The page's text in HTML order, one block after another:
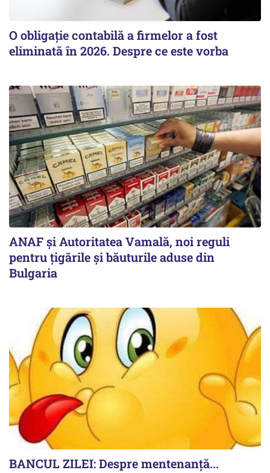
O obligație contabilă a firmelor a fost
eliminată în 2026. Despre ce este vorba
ANAF și Autoritatea Vamală, noi reguli
pentru țigările și băuturile aduse din
Bulgaria
BANCUL ZILEI: Despre mentenanță...